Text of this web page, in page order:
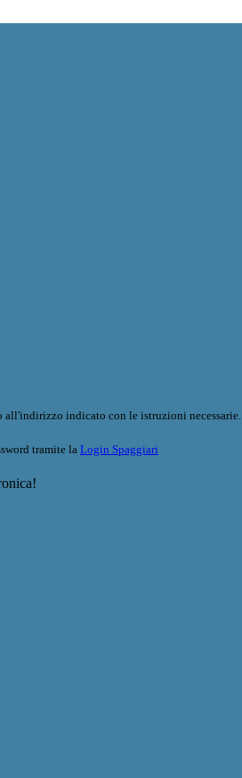
all'indirizzo indicato con le istruzioni necessarie.
tramite la Login Spaggiari